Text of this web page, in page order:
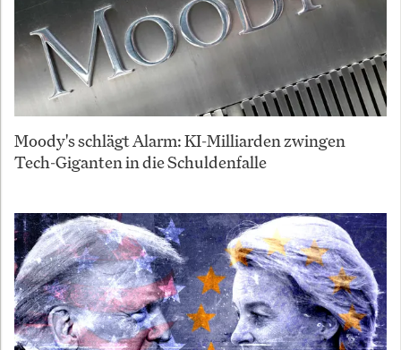
Moody's schlägt Alarm: KI-Milliarden zwingen
Tech-Giganten in die Schuldenfalle